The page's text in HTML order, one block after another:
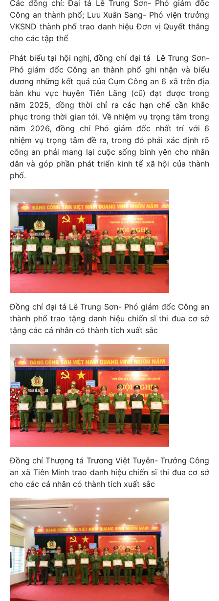
Các đồng chí: Đại tá Lê Trung Sơn- Phó giám đốc
Công an thành phố; Lưu Xuân Sang- Phó viện trưởng
VKSND thành phố trao danh hiệu Đơn vị Quyết thắng
cho các tập thể
Phát biểu tại hội nghị, đồng chí đại tá Lê Trung Sơn-
Phó giám đốc Công an thành phố ghi nhận và biểu
dương những kết quả của Cụm Công an 6 xã trên địa
bàn khu vực huyện Tiên Lãng (cũ) đạt được trong
năm 2025, đồng thời chỉ ra các hạn chế cần khắc
phục trong thời gian tới. Về nhiệm vụ trọng tâm trong
năm 2026, đồng chí Phó giám đốc nhất trí với 6
nhiệm vụ trọng tâm đề ra, trong đó phải xác định rõ
công an phải mang lại cuộc sống bình yên cho nhân
dân và góp phần phát triển kinh tế xã hội của thành
phố.
Đồng chí đại tá Lê Trung Sơn- Phó giám đốc Công an
thành phố trao tặng danh hiệu chiến sĩ thi đua cơ sở
tặng các cá nhân có thành tích xuất sắc
Đồng chí Thượng tá Trương Việt Tuyên- Trưởng Công
an xã Tiên Minh trao danh hiệu chiến sĩ thi đua cơ sở
cho các cá nhân có thành tích xuất sắc